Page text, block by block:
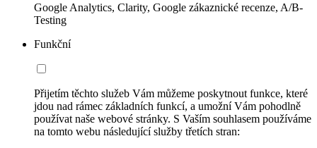
Google Analytics, Clarity, Google zákaznické recenze, A/B-
Testing
Funkční
Přijetím těchto služeb Vám můžeme poskytnout funkce, které
jdou nad rámec základních funkcí, a umožní Vám pohodlně
používat naše webové stránky. S Vaším souhlasem používáme
na tomto webu následující služby třetích stran: